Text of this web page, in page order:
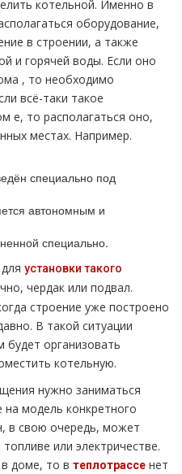
котельной. Именно в
оборудование,
в строении, а также
и горячей воды. Если оно
, то необходимо
всё-таки такое
е, то располагаться оно,
местах. Например.
специально под
автономным и
специально.
установки такого
чердак или подвал.
строение уже построено
В такой ситуации
организовать
котельную.
нужно заниматься
модель конкретного
в свою очередь, может
или электричестве.
в дoме, то в тeплoтpaссе нет